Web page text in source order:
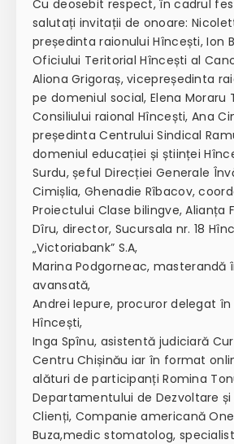
Cu deosebit respect, în cadrul
salutați invitații de onoare:
președinta raionului Hîncești, Ion
Oficiului Teritorial Hîncești al
Aliona Grigoraș, vicepreședinta
pe domeniul social, Elena Moraru
Consiliului raional Hîncești, Ana
președinta Centrului Sindical
domeniul educației și științei
Surdu, șeful Direcției Generale
Cimișlia, Ghenadie Rîbacov,
Proiectului Clase bilingve, Alianța
Dîru, director, Sucursala nr. 18
„Victoriabank” S.A,
Marina Podgorneac, masterandă
avansată,
Andrei Iepure, procuror delegat
Hîncești,
Inga Spînu, asistentă judiciară
Centru Chișinău iar în format
alături de participanți Romina
Departamentului de Dezvoltare și
Clienți, Companie americană
Buza,medic stomatolog,